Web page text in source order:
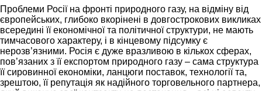
Проблеми Росії на фронті природного газу, на відміну від
європейських, глибоко вкорінені в довгострокових викликах
всередині її економічної та політичної структури, не мають
тимчасового характеру, і в кінцевому підсумку є
нерозв’язними. Росія є дуже вразливою в кількох сферах,
пов’язаних з її експортом природного газу – сама структура
її сировинної економіки, ланцюги поставок, технології та,
зрештою, її репутація як надійного торговельного партнера,